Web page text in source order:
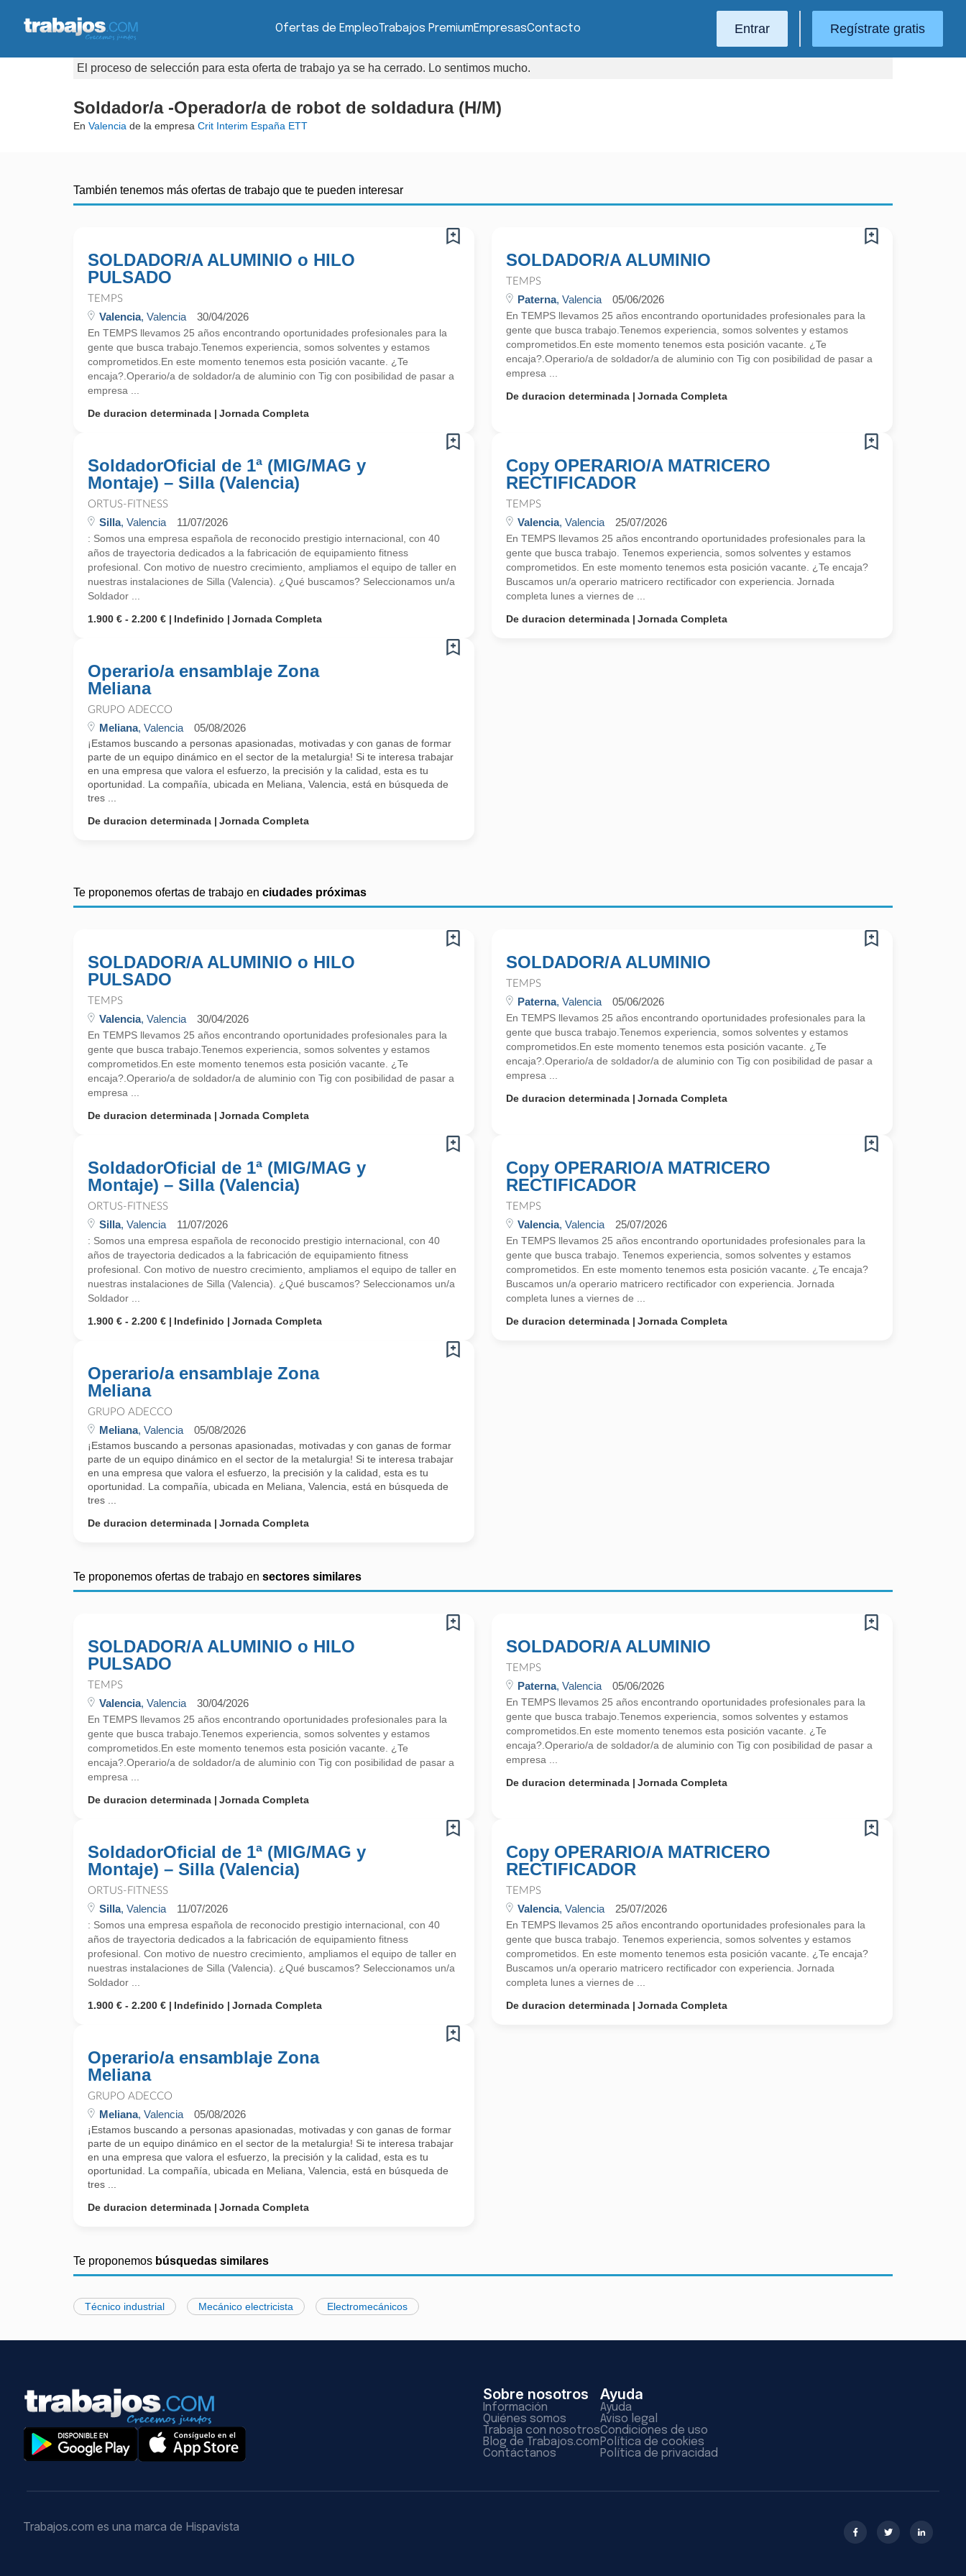
Ofertas de EmpleoTrabajos PremiumEmpresasContacto Entrar Regístrate gratis
El proceso de selección para esta oferta de trabajo ya se ha cerrado. Lo sentimos mucho.
Soldador/a -Operador/a de robot de soldadura (H/M)
En Valencia de la empresa Crit Interim España ETT
También tenemos más ofertas de trabajo que te pueden interesar
SOLDADOR/A ALUMINIO o HILO
PULSADO
TEMPS
Valencia, Valencia 30/04/2026
En TEMPS llevamos 25 años encontrando oportunidades profesionales para la
gente que busca trabajo.Tenemos experiencia, somos solventes y estamos
comprometidos.En este momento tenemos esta posición vacante. ¿Te
encaja?.Operario/a de soldador/a de aluminio con Tig con posibilidad de pasar a
empresa ...
De duracion determinada
Jornada Completa
SOLDADOR/A ALUMINIO
TEMPS
Paterna, Valencia 05/06/2026
En TEMPS llevamos 25 años encontrando oportunidades profesionales para la
gente que busca trabajo.Tenemos experiencia, somos solventes y estamos
comprometidos.En este momento tenemos esta posición vacante. ¿Te
encaja?.Operario/a de soldador/a de aluminio con Tig con posibilidad de pasar a
empresa ...
De duracion determinada
Jornada Completa
SoldadorOficial de 1ª (MIG/MAG y
Montaje) – Silla (Valencia)
ORTUS-FITNESS
Silla, Valencia 11/07/2026
: Somos una empresa española de reconocido prestigio internacional, con 40
años de trayectoria dedicados a la fabricación de equipamiento fitness
profesional. Con motivo de nuestro crecimiento, ampliamos el equipo de taller en
nuestras instalaciones de Silla (Valencia). ¿Qué buscamos? Seleccionamos un/a
Soldador ...
1.900 € - 2.200 €
Indefinido Jornada Completa
Copy OPERARIO/A MATRICERO
RECTIFICADOR
TEMPS
Valencia, Valencia 25/07/2026
En TEMPS llevamos 25 años encontrando oportunidades profesionales para la
gente que busca trabajo. Tenemos experiencia, somos solventes y estamos
comprometidos. En este momento tenemos esta posición vacante. ¿Te encaja?
Buscamos un/a operario matricero rectificador con experiencia. Jornada
completa lunes a viernes de ...
De duracion determinada
Jornada Completa
Operario/a ensamblaje Zona
Meliana
GRUPO ADECCO
Meliana, Valencia 05/08/2026
¡Estamos buscando a personas apasionadas, motivadas y con ganas de formar
parte de un equipo dinámico en el sector de la metalurgia! Si te interesa trabajar
en una empresa que valora el esfuerzo, la precisión y la calidad, esta es tu
oportunidad. La compañía, ubicada en Meliana, Valencia, está en búsqueda de
tres ...
De duracion determinada
Jornada Completa
Te proponemos ofertas de trabajo en ciudades próximas
SOLDADOR/A ALUMINIO o HILO
PULSADO
TEMPS
Valencia, Valencia 30/04/2026
En TEMPS llevamos 25 años encontrando oportunidades profesionales para la
gente que busca trabajo.Tenemos experiencia, somos solventes y estamos
comprometidos.En este momento tenemos esta posición vacante. ¿Te
encaja?.Operario/a de soldador/a de aluminio con Tig con posibilidad de pasar a
empresa ...
De duracion determinada
Jornada Completa
SOLDADOR/A ALUMINIO
TEMPS
Paterna, Valencia 05/06/2026
En TEMPS llevamos 25 años encontrando oportunidades profesionales para la
gente que busca trabajo.Tenemos experiencia, somos solventes y estamos
comprometidos.En este momento tenemos esta posición vacante. ¿Te
encaja?.Operario/a de soldador/a de aluminio con Tig con posibilidad de pasar a
empresa ...
De duracion determinada
Jornada Completa
SoldadorOficial de 1ª (MIG/MAG y
Montaje) – Silla (Valencia)
ORTUS-FITNESS
Silla, Valencia 11/07/2026
: Somos una empresa española de reconocido prestigio internacional, con 40
años de trayectoria dedicados a la fabricación de equipamiento fitness
profesional. Con motivo de nuestro crecimiento, ampliamos el equipo de taller en
nuestras instalaciones de Silla (Valencia). ¿Qué buscamos? Seleccionamos un/a
Soldador ...
1.900 € - 2.200 €
Indefinido Jornada Completa
Copy OPERARIO/A MATRICERO
RECTIFICADOR
TEMPS
Valencia, Valencia 25/07/2026
En TEMPS llevamos 25 años encontrando oportunidades profesionales para la
gente que busca trabajo. Tenemos experiencia, somos solventes y estamos
comprometidos. En este momento tenemos esta posición vacante. ¿Te encaja?
Buscamos un/a operario matricero rectificador con experiencia. Jornada
completa lunes a viernes de ...
De duracion determinada
Jornada Completa
Operario/a ensamblaje Zona
Meliana
GRUPO ADECCO
Meliana, Valencia 05/08/2026
¡Estamos buscando a personas apasionadas, motivadas y con ganas de formar
parte de un equipo dinámico en el sector de la metalurgia! Si te interesa trabajar
en una empresa que valora el esfuerzo, la precisión y la calidad, esta es tu
oportunidad. La compañía, ubicada en Meliana, Valencia, está en búsqueda de
tres ...
De duracion determinada
Jornada Completa
Te proponemos ofertas de trabajo en sectores similares
SOLDADOR/A ALUMINIO o HILO
PULSADO
TEMPS
Valencia, Valencia 30/04/2026
En TEMPS llevamos 25 años encontrando oportunidades profesionales para la
gente que busca trabajo.Tenemos experiencia, somos solventes y estamos
comprometidos.En este momento tenemos esta posición vacante. ¿Te
encaja?.Operario/a de soldador/a de aluminio con Tig con posibilidad de pasar a
empresa ...
De duracion determinada
Jornada Completa
SOLDADOR/A ALUMINIO
TEMPS
Paterna, Valencia 05/06/2026
En TEMPS llevamos 25 años encontrando oportunidades profesionales para la
gente que busca trabajo.Tenemos experiencia, somos solventes y estamos
comprometidos.En este momento tenemos esta posición vacante. ¿Te
encaja?.Operario/a de soldador/a de aluminio con Tig con posibilidad de pasar a
empresa ...
De duracion determinada
Jornada Completa
SoldadorOficial de 1ª (MIG/MAG y
Montaje) – Silla (Valencia)
ORTUS-FITNESS
Silla, Valencia 11/07/2026
: Somos una empresa española de reconocido prestigio internacional, con 40
años de trayectoria dedicados a la fabricación de equipamiento fitness
profesional. Con motivo de nuestro crecimiento, ampliamos el equipo de taller en
nuestras instalaciones de Silla (Valencia). ¿Qué buscamos? Seleccionamos un/a
Soldador ...
1.900 € - 2.200 €
Indefinido Jornada Completa
Copy OPERARIO/A MATRICERO
RECTIFICADOR
TEMPS
Valencia, Valencia 25/07/2026
En TEMPS llevamos 25 años encontrando oportunidades profesionales para la
gente que busca trabajo. Tenemos experiencia, somos solventes y estamos
comprometidos. En este momento tenemos esta posición vacante. ¿Te encaja?
Buscamos un/a operario matricero rectificador con experiencia. Jornada
completa lunes a viernes de ...
De duracion determinada
Jornada Completa
Operario/a ensamblaje Zona
Meliana
GRUPO ADECCO
Meliana, Valencia 05/08/2026
¡Estamos buscando a personas apasionadas, motivadas y con ganas de formar
parte de un equipo dinámico en el sector de la metalurgia! Si te interesa trabajar
en una empresa que valora el esfuerzo, la precisión y la calidad, esta es tu
oportunidad. La compañía, ubicada en Meliana, Valencia, está en búsqueda de
tres ...
De duracion determinada
Jornada Completa
Te proponemos búsquedas similares
Técnico industrial Mecánico electricista Electromecánicos
Sobre nosotros
Información
Quiénes somos
Trabaja con nosotros
Blog de Trabajos.com
Contáctanos
Ayuda
Ayuda
Aviso legal
Condiciones de uso
Política de cookies
Política de privacidad
Trabajos.com es una marca de Hispavista